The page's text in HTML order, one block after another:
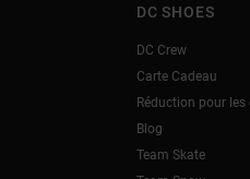
DC SHOES
DC Crew
Carte Cadeau
Réduction pour
Blog
Team Skate